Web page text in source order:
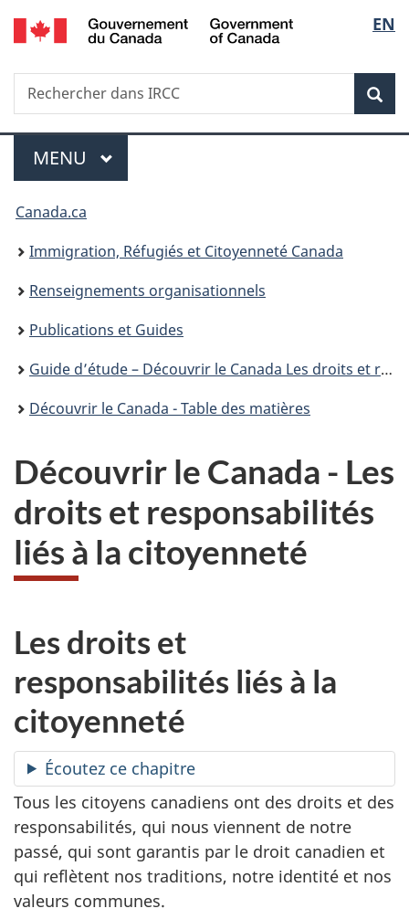
Passer
au
Passer
à
du
Passer
à
simplifiée
de
la
EN
Recherche
Rechercher
dans
Menu
MENU PRINCIPAL
Vous
êtes
ici :
Canada.ca
Immigration, Réfugiés et Citoyenneté Canada
Renseignements organisationnels
Publications et Guides
Guide d’étude – Découvrir le Canada Les droits et responsabilités liés à la citoyenneté
Découvrir le Canada - Table des matières
Découvrir le Canada - Les
droits et responsabilités
liés à la citoyenneté
Les droits et
responsabilités liés à la
citoyenneté
Écoutez ce chapitre
Tous les citoyens canadiens ont des droits et des
responsabilités, qui nous viennent de notre
passé, qui sont garantis par le droit canadien et
qui reflètent nos traditions, notre identité et nos
valeurs communes.